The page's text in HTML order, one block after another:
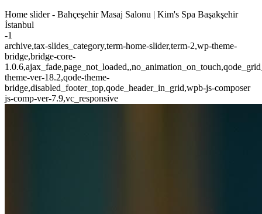
Home slider - Bahçeşehir Masaj Salonu | Kim's Spa Başakşehir
İstanbul
-1
archive,tax-slides_category,term-home-slider,term-2,wp-theme-
bridge,bridge-core-
theme-ver-18.2,qode-theme-
bridge,disabled_footer_top,qode_header_in_grid,wpb-js-composer
js-comp-ver-7.9,vc_responsive